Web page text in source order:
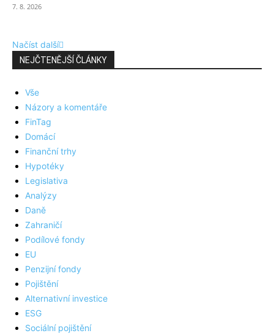
7. 8. 2026
Načíst další
NEJČTENĚJŠÍ ČLÁNKY
Vše
Názory a komentáře
FinTag
Domácí
Finanční trhy
Hypotéky
Legislativa
Analýzy
Daně
Zahraničí
Podílové fondy
EU
Penzijní fondy
Pojištění
Alternativní investice
ESG
Sociální pojištění